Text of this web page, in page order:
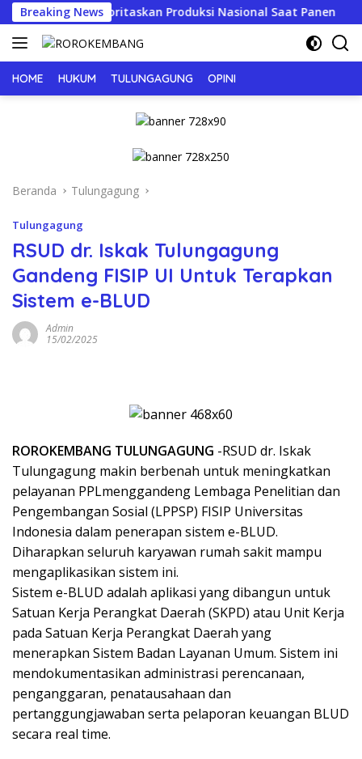
Langsung
ke
konten
Breaking News
Prioritaskan Produksi Nasional Saat Panen
HOME HUKUM TULUNGAGUNG OPINI
Beranda Tulungagung
Tulungagung
RSUD dr. Iskak Tulungagung
Gandeng FISIP UI Untuk Terapkan
Sistem e-BLUD
Admin
15/02/2025
ROROKEMBANG TULUNGAGUNG -RSUD dr. Iskak
Tulungagung makin berbenah untuk meningkatkan
pelayanan PPLmenggandeng Lembaga Penelitian dan
Pengembangan Sosial (LPPSP) FISIP Universitas
Indonesia dalam penerapan sistem e-BLUD.
Diharapkan seluruh karyawan rumah sakit mampu
mengaplikasikan sistem ini.
Sistem e-BLUD adalah aplikasi yang dibangun untuk
Satuan Kerja Perangkat Daerah (SKPD) atau Unit Kerja
pada Satuan Kerja Perangkat Daerah yang
menerapkan Sistem Badan Layanan Umum. Sistem ini
mendokumentasikan administrasi perencanaan,
penganggaran, penatausahaan dan
pertanggungjawaban serta pelaporan keuangan BLUD
secara real time.